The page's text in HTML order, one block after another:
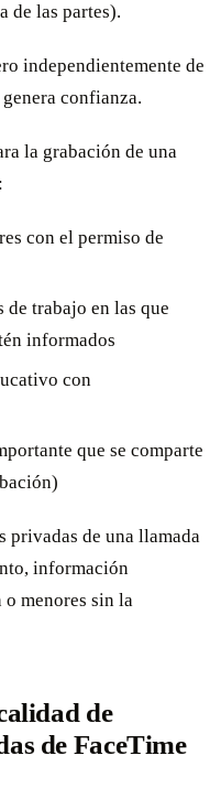
de las partes).
independientemente de
confianza.
la grabación de una
con el permiso de
de trabajo en las que
informados
con
que se comparte
privadas de una llamada
información
menores sin la
de
de FaceTime